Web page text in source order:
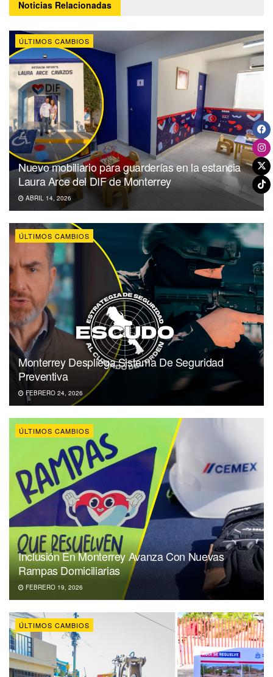
Noticias Relacionadas
ÚLTIMOS CAMBIOS
Nuevo mobiliario para guarderías en la estancia
Laura Arce del DIF de Monterrey
ABRIL 14, 2026
ÚLTIMOS CAMBIOS
Monterrey Despliega Sistema De Seguridad
Preventiva
FEBRERO 24, 2026
ÚLTIMOS CAMBIOS
Inclusión En Monterrey Avanza Con Nuevas
Rampas Domiciliarias
FEBRERO 19, 2026
ÚLTIMOS CAMBIOS